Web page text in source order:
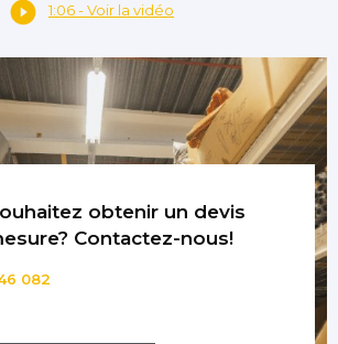
1:06 - Voir la vidéo
obtenir un devis
Contactez-nous!
082